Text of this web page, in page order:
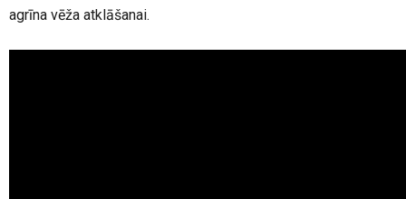
agrīna vēža atklāšanai.